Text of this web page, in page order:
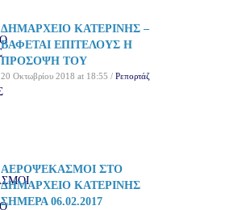
ΔΗΜΑΡΧΕΙΟ ΚΑΤΕΡΙΝΗΣ –
ΒΑΦΕΤΑΙ ΕΠΙΤΕΛΟΥΣ Η
ΠΡΟΣΟΨΗ ΤΟΥ
20 Οκτωβρίου 2018 at 18:55 / Ρεπορτάζ
ΑΕΡΟΨΕΚΑΣΜΟΙ ΣΤΟ
ΔΗΜΑΡΧΕΙΟ ΚΑΤΕΡΙΝΗΣ
ΣΗΜΕΡΑ 06.02.2017